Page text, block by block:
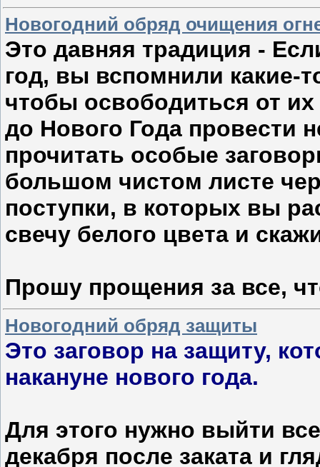
Новогодний обряд очищения
Это давняя традиция -
год, вы вспомнили какие-
чтобы освободиться от
до Нового Года провести
прочитать особые
большом чистом листе
поступки, в которых вы
свечу белого цвета и
Прошу прощения за все,
Новогодний обряд защиты
Это заговор на защиту,
накануне нового года.
Для этого нужно выйти
декабря после заката и